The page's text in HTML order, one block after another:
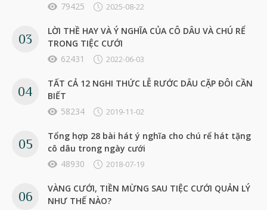
79425
2025-08-22
LỜI THỀ HAY VÀ Ý NGHĨA CỦA CÔ DÂU VÀ CHÚ RỂ
TRONG TIỆC CƯỚI
62431
2022-06-03
TẤT CẢ 12 NGHI THỨC LỄ RƯỚC DÂU CẶP ĐÔI CẦN
BIẾT
58234
2019-11-02
Tổng hợp 28 bài hát ý nghĩa cho chú rể hát tặng
cô dâu trong ngày cưới
48930
2018-07-19
VÀNG CƯỚI, TIỀN MỪNG SAU TIỆC CƯỚI QUẢN LÝ
NHƯ THẾ NÀO?